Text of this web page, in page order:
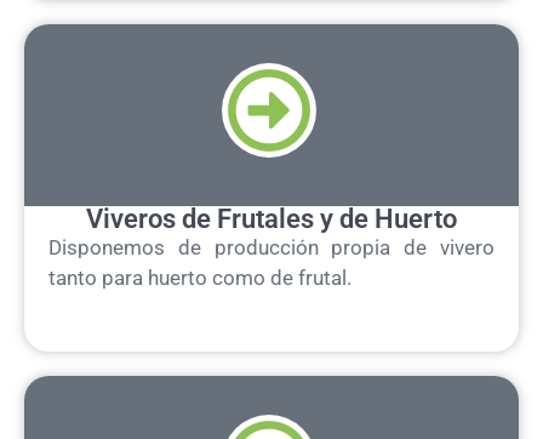
Viveros de Frutales y de Huerto
Disponemos de producción propia de vivero
tanto para huerto como de frutal.